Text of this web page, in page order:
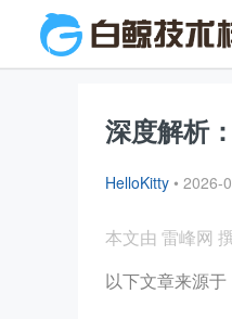
深度解析
HelloKitty • 2026-
本文由 雷峰网
以下文章来源于